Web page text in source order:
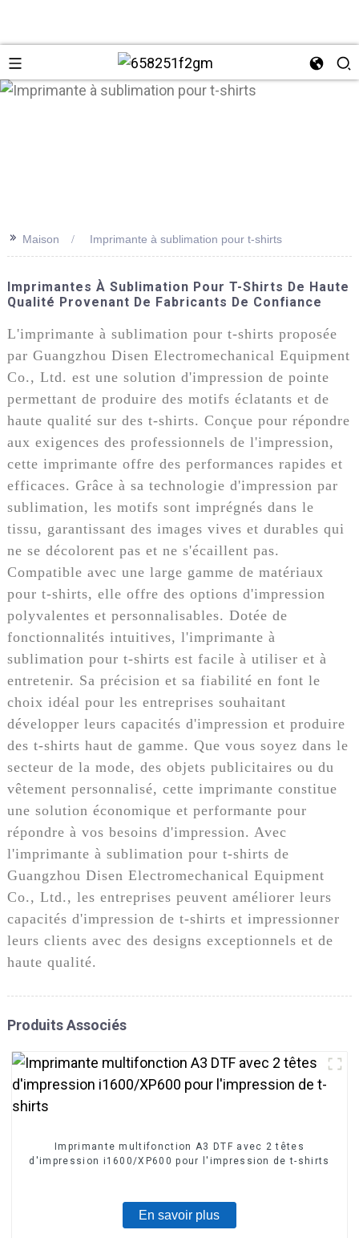
>> Maison Imprimante à sublimation pour t-shirts
Imprimantes À Sublimation Pour T-Shirts De Haute
Qualité Provenant De Fabricants De Confiance
L'imprimante à sublimation pour t-shirts proposée
par Guangzhou Disen Electromechanical Equipment
Co., Ltd. est une solution d'impression de pointe
permettant de produire des motifs éclatants et de
haute qualité sur des t-shirts. Conçue pour répondre
aux exigences des professionnels de l'impression,
cette imprimante offre des performances rapides et
efficaces. Grâce à sa technologie d'impression par
sublimation, les motifs sont imprégnés dans le
tissu, garantissant des images vives et durables qui
ne se décolorent pas et ne s'écaillent pas.
Compatible avec une large gamme de matériaux
pour t-shirts, elle offre des options d'impression
polyvalentes et personnalisables. Dotée de
fonctionnalités intuitives, l'imprimante à
sublimation pour t-shirts est facile à utiliser et à
entretenir. Sa précision et sa fiabilité en font le
choix idéal pour les entreprises souhaitant
développer leurs capacités d'impression et produire
des t-shirts haut de gamme. Que vous soyez dans le
secteur de la mode, des objets publicitaires ou du
vêtement personnalisé, cette imprimante constitue
une solution économique et performante pour
répondre à vos besoins d'impression. Avec
l'imprimante à sublimation pour t-shirts de
Guangzhou Disen Electromechanical Equipment
Co., Ltd., les entreprises peuvent améliorer leurs
capacités d'impression de t-shirts et impressionner
leurs clients avec des designs exceptionnels et de
haute qualité.
Produits Associés
Imprimante multifonction A3 DTF avec 2 têtes
d'impression i1600/XP600 pour l'impression de t-shirts
En savoir plus